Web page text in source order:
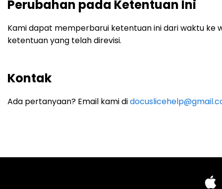
Perubahan pada Ketentuan Ini
Kami dapat memperbarui ketentuan ini dari waktu ke
ketentuan yang telah direvisi.
Kontak
Ada pertanyaan? Email kami di